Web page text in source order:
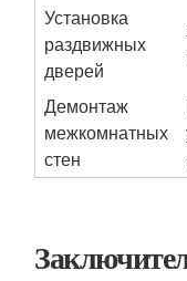
Установка
раздвижных
дверей
Демонтаж
межкомнатных
стен